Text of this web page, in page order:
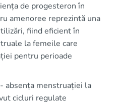
de progesteron în
amenoree reprezintă una
fiind eficient în
la femeile care
pentru perioade
- absența menstruației la
cicluri regulate